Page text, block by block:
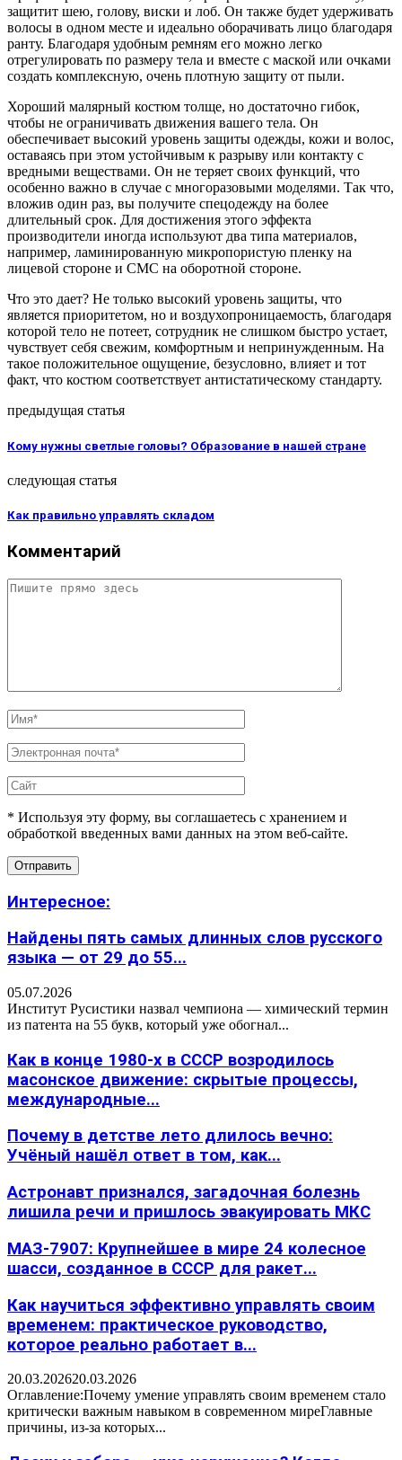
защитит шею, голову, виски и лоб. Он также будет удерживать
волосы в одном месте и идеально оборачивать лицо благодаря
ранту. Благодаря удобным ремням его можно легко
отрегулировать по размеру тела и вместе с маской или очками
создать комплексную, очень плотную защиту от пыли.
Хороший малярный костюм толще, но достаточно гибок,
чтобы не ограничивать движения вашего тела. Он
обеспечивает высокий уровень защиты одежды, кожи и волос,
оставаясь при этом устойчивым к разрыву или контакту с
вредными веществами. Он не теряет своих функций, что
особенно важно в случае с многоразовыми моделями. Так что,
вложив один раз, вы получите спецодежду на более
длительный срок. Для достижения этого эффекта
производители иногда используют два типа материалов,
например, ламинированную микропористую пленку на
лицевой стороне и СМС на оборотной стороне.
Что это дает? Не только высокий уровень защиты, что
является приоритетом, но и воздухопроницаемость, благодаря
которой тело не потеет, сотрудник не слишком быстро устает,
чувствует себя свежим, комфортным и непринужденным. На
такое положительное ощущение, безусловно, влияет и тот
факт, что костюм соответствует антистатическому стандарту.
предыдущая статья
Кому нужны светлые головы? Образование в нашей стране
следующая статья
Как правильно управлять складом
Комментарий
* Используя эту форму, вы соглашаетесь с хранением и
обработкой введенных вами данных на этом веб-сайте.
Интересное:
Найдены пять самых длинных слов русского
языка — от 29 до 55...
05.07.2026
Институт Русистики назвал чемпиона — химический термин
из патента на 55 букв, который уже обогнал...
Как в конце 1980-х в СССР возродилось
масонское движение: скрытые процессы,
международные...
Почему в детстве лето длилось вечно:
Учёный нашёл ответ в том, как...
Астронавт признался, загадочная болезнь
лишила речи и пришлось эвакуировать МКС
МАЗ-7907: Крупнейшее в мире 24 колесное
шасси, созданное в СССР для ракет...
Как научиться эффективно управлять своим
временем: практическое руководство,
которое реально работает в...
20.03.202620.03.2026
Оглавление:Почему умение управлять своим временем стало
критически важным навыком в современном миреГлавные
причины, из-за которых...